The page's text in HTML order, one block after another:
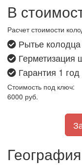
В
Расчет стоимости
Рытье
Герметизация
Гарантия 1 год
Стоимость под ключ:
6000 руб.